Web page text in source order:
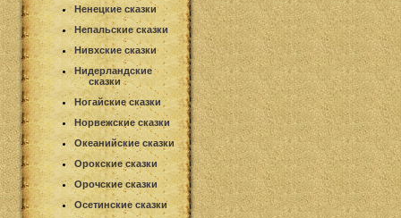
Ненецкие сказки
Непальские сказки
Нивхские сказки
Нидерландские
сказки
Ногайские сказки
Норвежские сказки
Океанийские сказки
Орокские сказки
Орочские сказки
Осетинские сказки